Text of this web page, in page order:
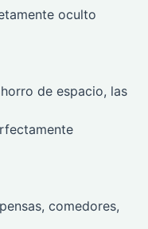
oculto
de espacio, las
comedores,